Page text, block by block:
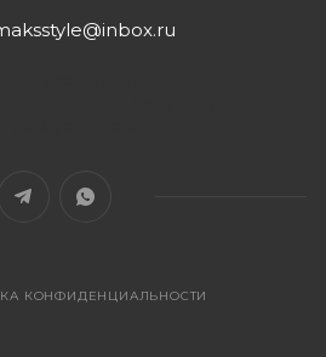
КОНФИДЕНЦИАЛЬНОСТИ